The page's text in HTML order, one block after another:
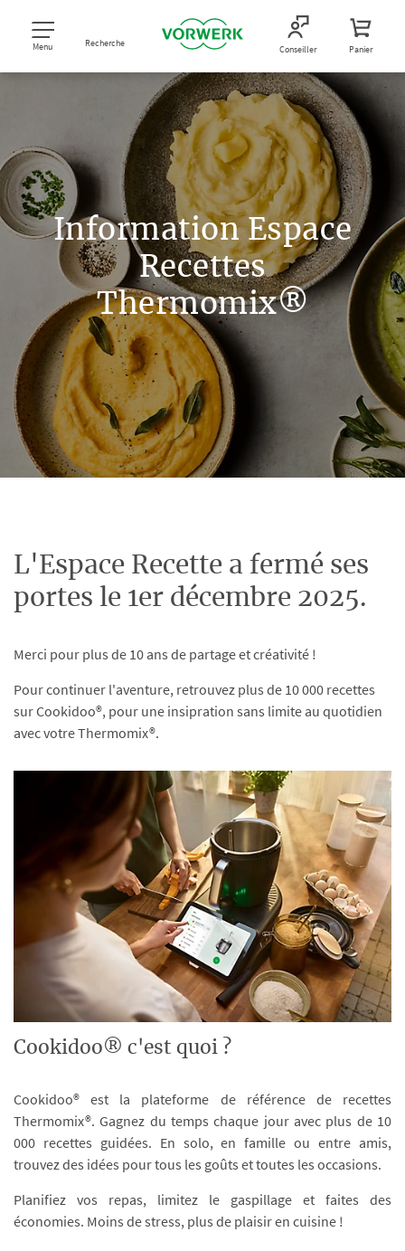
Menu Recherche Conseiller Panier
Information Espace
Recettes
Thermomix®
L'Espace Recette a fermé ses
portes le 1er décembre 2025.
Merci pour plus de 10 ans de partage et créativité !
Pour continuer l'aventure, retrouvez plus de 10 000 recettes
sur Cookidoo®, pour une insipration sans limite au quotidien
avec votre Thermomix®.
Cookidoo® c'est quoi ?
Cookidoo® est la plateforme de référence de recettes
Thermomix®. Gagnez du temps chaque jour avec plus de 10
000 recettes guidées. En solo, en famille ou entre amis,
trouvez des idées pour tous les goûts et toutes les occasions.
Planifiez vos repas, limitez le gaspillage et faites des
économies. Moins de stress, plus de plaisir en cuisine !